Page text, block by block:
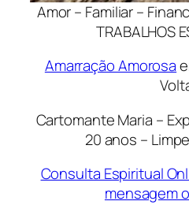
Amor – Familiar –
TRABALHOS
Amarração Amorosa
Cartomante Maria –
20 anos –
Consulta Espiritual
mensagem